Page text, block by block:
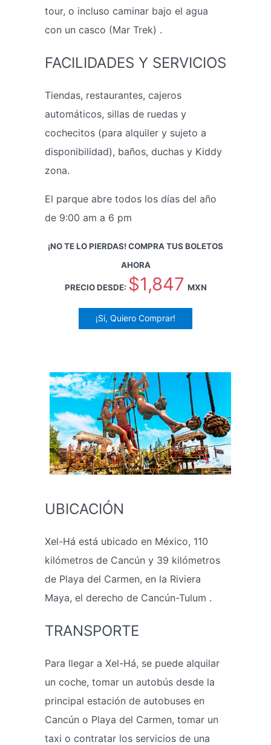
tour, o incluso caminar bajo el agua
con un casco (Mar Trek) .
FACILIDADES Y SERVICIOS
Tiendas, restaurantes, cajeros
automáticos, sillas de ruedas y
cochecitos (para alquiler y sujeto a
disponibilidad), baños, duchas y Kiddy
zona.
El parque abre todos los días del año
de 9:00 am a 6 pm
¡NO TE LO PIERDAS! COMPRA TUS BOLETOS
AHORA
PRECIO DESDE: $1,847 MXN
¡Si, Quiero Comprar!
UBICACIÓN
Xel-Há está ubicado en México, 110
kilómetros de Cancún y 39 kilómetros
de Playa del Carmen, en la Riviera
Maya, el derecho de Cancún-Tulum .
TRANSPORTE
Para llegar a Xel-Há, se puede alquilar
un coche, tomar un autobús desde la
principal estación de autobuses en
Cancún o Playa del Carmen, tomar un
taxi o contratar los servicios de una